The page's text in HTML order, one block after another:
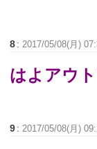
8 :2017/05/08(月)
はよアウ
9 :2017/05/08(月)